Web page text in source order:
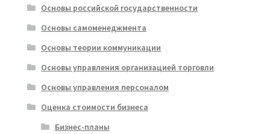
Основы российской государственности
Основы самоменеджмента
Основы теории коммуникации
Основы управления организацией торговли
Основы управления персоналом
Оценка стоимости бизнеса
Бизнес-планы